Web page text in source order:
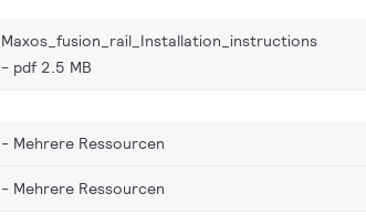
Maxos_fusion_rail_Installation_instructions
pdf 2.5 MB
Mehrere Ressourcen
Mehrere Ressourcen